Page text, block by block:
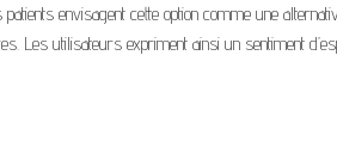
envisagent cette option comme une
Les utilisateurs expriment ainsi un sentiment